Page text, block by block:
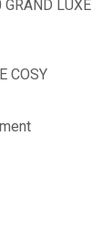
GRAND LUXE
COSY